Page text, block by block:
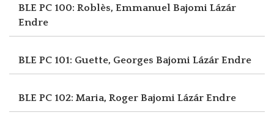
BLE PC 100: Roblès, Emmanuel Bajomi Lázár
Endre
BLE PC 101: Guette, Georges Bajomi Lázár Endre
BLE PC 102: Maria, Roger Bajomi Lázár Endre